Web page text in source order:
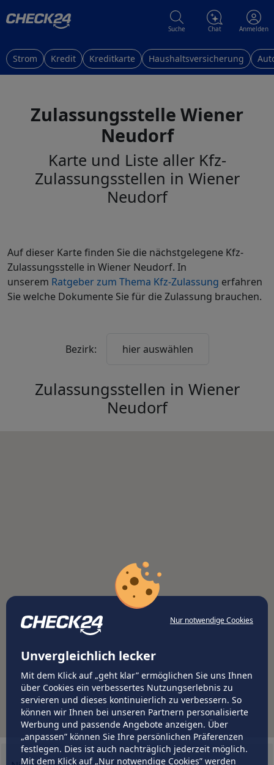
Nur notwendige Cookies
Unvergleichlich lecker
Mit dem Klick auf „geht klar” ermöglichen Sie uns Ihnen
über Cookies ein verbessertes Nutzungserlebnis zu
servieren und dieses kontinuierlich zu verbessern. So
können wir Ihnen bei unseren Partnern personalisierte
Werbung und passende Angebote anzeigen. Über
„anpassen” können Sie Ihre persönlichen Präferenzen
festlegen. Dies ist auch nachträglich jederzeit möglich.
Mit dem Klick auf „Nur notwendige Cookies” werden
Suche Chat Anmelden
Strom Kredit Kreditkarte Haushaltsversicherung
Zulassungsstelle Wiener
Neudorf
Karte und Liste aller Kfz-
Zulassungsstellen in Wiener
Neudorf
Auf dieser Karte finden Sie die nächstgelegene Kfz-
Zulassungsstelle in Wiener Neudorf. In
unserem Ratgeber zum Thema Kfz-Zulassung erfahren
Sie welche Dokumente Sie für die Zulassung brauchen.
Bezirk: hier auswählen
Zulassungsstellen in Wiener
Neudorf